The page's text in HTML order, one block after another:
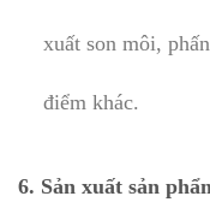
xuất son môi,
điểm khác.
6. Sản xuất sản